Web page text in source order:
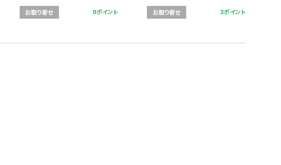
お取り寄せ 9ポイント お取り寄せ 3ポイント